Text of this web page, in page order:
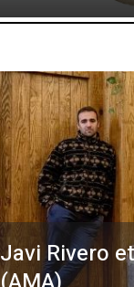
Javi Rivero